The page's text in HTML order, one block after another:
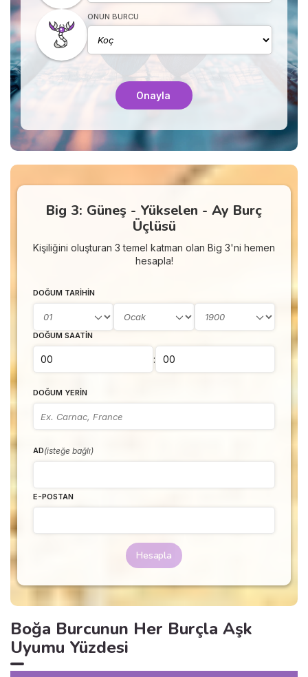
ONUN BURCU
Onayla
Big 3: Güneş - Yükselen - Ay Burç
Üçlüsü
Kişiliğini oluşturan 3 temel katman olan Big 3'ni hemen
hesapla!
DOĞUM TARIHIN
DOĞUM SAATIN
:
DOĞUM YERIN
AD(isteğe bağlı)
E-POSTAN
Hesapla
Boğa Burcunun Her Burçla Aşk
Uyumu Yüzdesi